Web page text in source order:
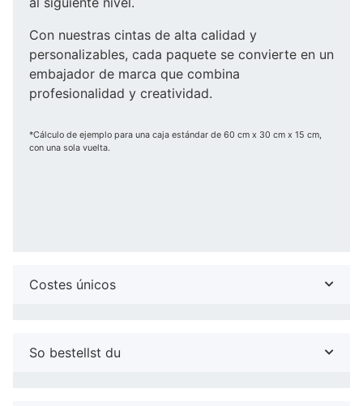
Con nuestras cintas de alta calidad y
personalizables, cada paquete se convierte en un
embajador de marca que combina
profesionalidad y creatividad.
*Cálculo de ejemplo para una caja estándar de 60 cm x 30 cm x 15 cm,
con una sola vuelta.
Costes únicos
So bestellst du